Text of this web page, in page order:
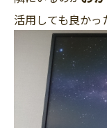
活用しても良かっ